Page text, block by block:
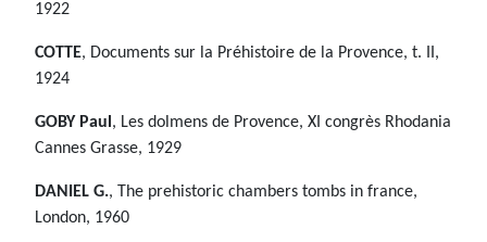
1922
COTTE, Documents sur la Préhistoire de la Provence, t. II,
1924
GOBY Paul, Les dolmens de Provence, XI congrès Rhodania
Cannes Grasse, 1929
DANIEL G., The prehistoric chambers tombs in france,
London, 1960